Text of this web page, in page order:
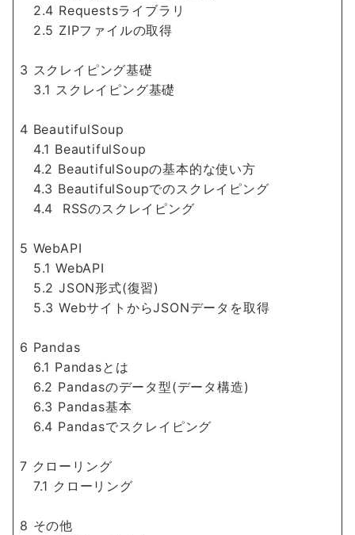
2.4 Requestsライブラリ
2.5 ZIPファイルの取得
3 スクレイピング基礎
3.1 スクレイピング基礎
4 BeautifulSoup
4.1 BeautifulSoup
4.2 BeautifulSoupの基本的な使い方
4.3 BeautifulSoupでのスクレイピング
4.4 RSSのスクレイピング
5 WebAPI
5.1 WebAPI
5.2 JSON形式(復習)
5.3 WebサイトからJSONデータを取得
6 Pandas
6.1 Pandasとは
6.2 Pandasのデータ型(データ構造)
6.3 Pandas基本
6.4 Pandasでスクレイピング
7 クローリング
7.1 クローリング
8 その他